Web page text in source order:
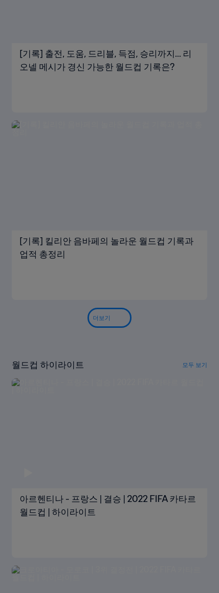
[기록] 출전, 도움, 드리블, 득점, 승리까지… 리
오넬 메시가 경신 가능한 월드컵 기록은?
[기록] 킬리안 음바페의 놀라운 월드컵 기록과
업적 총정리
더보기
월드컵 하이라이트 모두 보기
아르헨티나 - 프랑스 | 결승 | 2022 FIFA 카타르
월드컵 | 하이라이트